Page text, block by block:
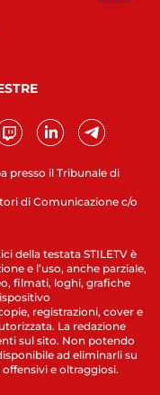
presso il Tribunale di
di Comunicazione c/o
della testata STILETV è
e l’uso, anche parziale,
filmati, loghi, grafiche
registrazioni, cover e
La redazione
sul sito. Non potendo
ad eliminarli su
e oltraggiosi.